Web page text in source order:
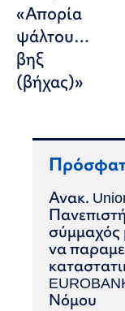
«Απορία
ψάλτου…
βηξ
(βήχας)»
Ανακ.
σύμμαχός
να
Νόμου